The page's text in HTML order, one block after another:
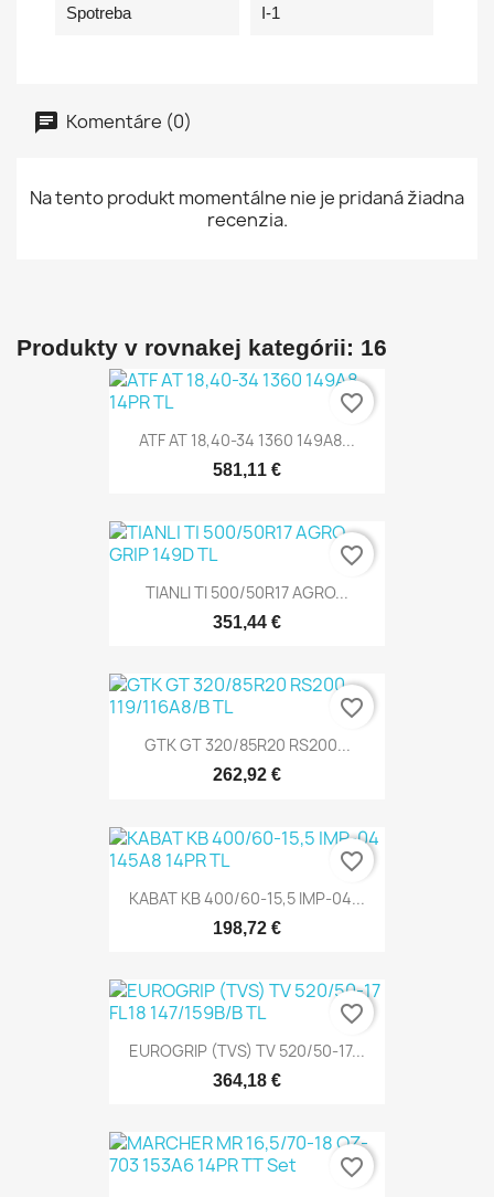
Spotreba I-1
Komentáre (0)
Na tento produkt momentálne nie je pridaná žiadna
recenzia.
Produkty v rovnakej kategórii: 16
ATF AT 18,40-34 1360 149A8...
581,11 €
favorite_border
TIANLI TI 500/50R17 AGRO...
351,44 €
favorite_border
GTK GT 320/85R20 RS200...
262,92 €
favorite_border
KABAT KB 400/60-15,5 IMP-04...
198,72 €
favorite_border
EUROGRIP (TVS) TV 520/50-17...
364,18 €
favorite_border
favorite_border